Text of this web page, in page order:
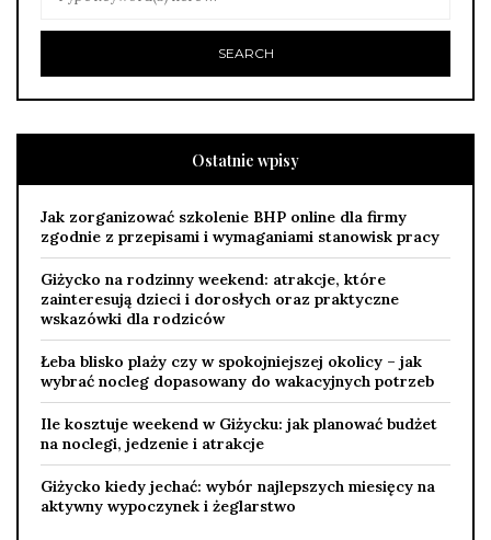
Ostatnie wpisy
Jak zorganizować szkolenie BHP online dla firmy
zgodnie z przepisami i wymaganiami stanowisk pracy
Giżycko na rodzinny weekend: atrakcje, które
zainteresują dzieci i dorosłych oraz praktyczne
wskazówki dla rodziców
Łeba blisko plaży czy w spokojniejszej okolicy – jak
wybrać nocleg dopasowany do wakacyjnych potrzeb
Ile kosztuje weekend w Giżycku: jak planować budżet
na noclegi, jedzenie i atrakcje
Giżycko kiedy jechać: wybór najlepszych miesięcy na
aktywny wypoczynek i żeglarstwo